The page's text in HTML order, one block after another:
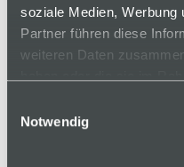
soziale Medien, Werbung
Partner führen diese
weiteren Daten
Notwendig